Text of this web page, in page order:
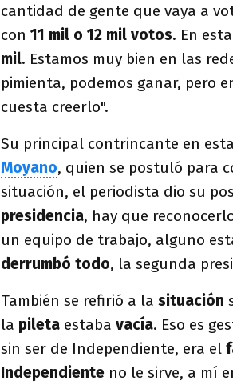
cantidad de gente que vaya a
con 11 mil o 12 mil votos. En esta
mil. Estamos muy bien en las
pimienta, podemos ganar, pero
cuesta creerlo".
Su principal contrincante en
Moyano, quien se postuló para
situación, el periodista dio su
presidencia, hay que
un equipo de trabajo, alguno
derrumbó todo, la segunda
También se refirió a la situación
la pileta estaba vacía. Eso es
sin ser de Independiente, era el
Independiente no le sirve, a mí